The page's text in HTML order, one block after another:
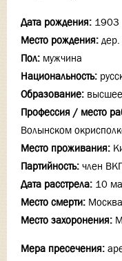
Дата рождения: 1903
Место рождения: дер.
Пол: мужчина
Национальность:
Образование: высшее
Профессия / место
Волынском
Место проживания:
Партийность: член
Дата расстрела: 10
Место смерти: Москва
Место захоронения:
Мера пресечения: